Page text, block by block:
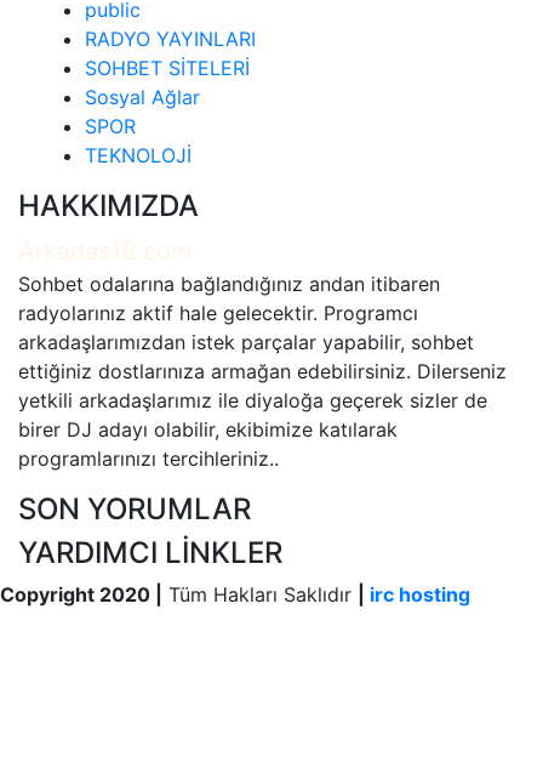
public
RADYO YAYINLARI
SOHBET SİTELERİ
Sosyal Ağlar
SPOR
TEKNOLOJİ
HAKKIMIZDA
Arkadas18.com
Sohbet odalarına bağlandığınız andan itibaren
radyolarınız aktif hale gelecektir. Programcı
arkadaşlarımızdan istek parçalar yapabilir, sohbet
ettiğiniz dostlarınıza armağan edebilirsiniz. Dilerseniz
yetkili arkadaşlarımız ile diyaloğa geçerek sizler de
birer DJ adayı olabilir, ekibimize katılarak
programlarınızı tercihleriniz..
SON YORUMLAR
YARDIMCI LİNKLER
Copyright 2020 | Tüm Hakları Saklıdır irc hosting